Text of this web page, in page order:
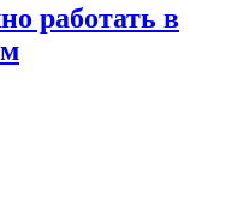
работать в